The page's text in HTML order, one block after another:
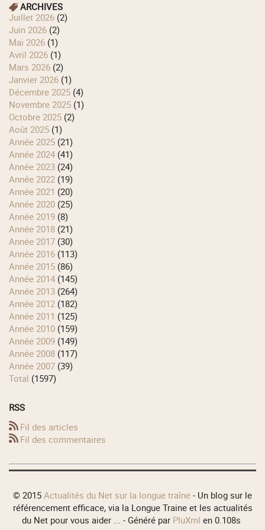
ARCHIVES
juillet 2026 (2)
juin 2026 (2)
mai 2026 (1)
avril 2026 (1)
mars 2026 (2)
janvier 2026 (1)
décembre 2025 (4)
novembre 2025 (1)
octobre 2025 (2)
août 2025 (1)
année 2025 (21)
année 2024 (41)
année 2023 (24)
année 2022 (19)
année 2021 (20)
année 2020 (25)
année 2019 (8)
année 2018 (21)
année 2017 (30)
année 2016 (113)
année 2015 (86)
année 2014 (145)
année 2013 (264)
année 2012 (182)
année 2011 (125)
année 2010 (159)
année 2009 (149)
année 2008 (117)
année 2007 (39)
total (1597)
RSS
Fil des articles
Fil des commentaires
© 2015 Actualités du Net sur la longue traîne - Un blog sur le
référencement efficace, via la Longue Traine et les actualités
du Net pour vous aider ... - Généré par PluXml en 0.108s